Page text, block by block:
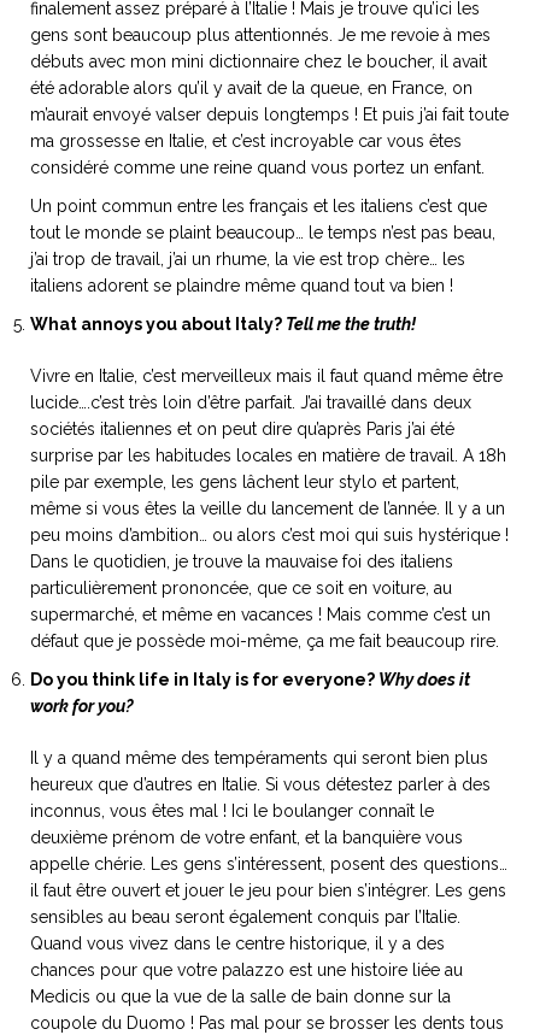
finalement assez préparé à l’Italie ! Mais je trouve qu’ici les
gens sont beaucoup plus attentionnés. Je me revoie à mes
débuts avec mon mini dictionnaire chez le boucher, il avait
été adorable alors qu’il y avait de la queue, en France, on
m’aurait envoyé valser depuis longtemps ! Et puis j’ai fait toute
ma grossesse en Italie, et c’est incroyable car vous êtes
considéré comme une reine quand vous portez un enfant.
Un point commun entre les français et les italiens c’est que
tout le monde se plaint beaucoup… le temps n’est pas beau,
j’ai trop de travail, j’ai un rhume, la vie est trop chère… les
italiens adorent se plaindre même quand tout va bien !
What annoys you about Italy? Tell me the truth!
Vivre en Italie, c’est merveilleux mais il faut quand même être
lucide….c’est très loin d’être parfait. J’ai travaillé dans deux
sociétés italiennes et on peut dire qu’après Paris j’ai été
surprise par les habitudes locales en matière de travail. A 18h
pile par exemple, les gens lâchent leur stylo et partent,
même si vous êtes la veille du lancement de l’année. Il y a un
peu moins d’ambition… ou alors c’est moi qui suis hystérique !
Dans le quotidien, je trouve la mauvaise foi des italiens
particulièrement prononcée, que ce soit en voiture, au
supermarché, et même en vacances ! Mais comme c’est un
défaut que je possède moi-même, ça me fait beaucoup rire.
Do you think life in Italy is for everyone? Why does it
work for you?
Il y a quand même des tempéraments qui seront bien plus
heureux que d’autres en Italie. Si vous détestez parler à des
inconnus, vous êtes mal ! Ici le boulanger connaît le
deuxième prénom de votre enfant, et la banquière vous
appelle chérie. Les gens s’intéressent, posent des questions…
il faut être ouvert et jouer le jeu pour bien s’intégrer. Les gens
sensibles au beau seront également conquis par l’Italie.
Quand vous vivez dans le centre historique, il y a des
chances pour que votre palazzo est une histoire liée au
Medicis ou que la vue de la salle de bain donne sur la
coupole du Duomo ! Pas mal pour se brosser les dents tous